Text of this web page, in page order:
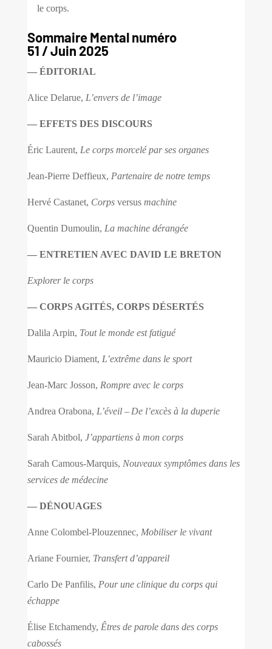
le corps.
Sommaire Mental numéro
51 / Juin 2025
— ÉDITORIAL
Alice Delarue, L’envers de l’image
— EFFETS DES DISCOURS
Éric Laurent, Le corps morcelé par ses organes
Jean-Pierre Deffieux, Partenaire de notre temps
Hervé Castanet, Corps versusmachine
Quentin Dumoulin, La machine dérangée
— ENTRETIEN AVEC DAVID LE BRETON
Explorer le corps
— CORPS AGITÉS, CORPS DÉSERTÉS
Dalila Arpin, Tout le monde est fatigué
Mauricio Diament, L’extrême dans le sport
Jean-Marc Josson, Rompre avec le corps
Andrea Orabona, L’éveil– De l’excès à la duperie
Sarah Abitbol, J’appartiens à mon corps
Sarah Camous-Marquis, Nouveaux symptômes dans les
services de médecine
— DÉNOUAGES
Anne Colombel-Plouzennec, Mobiliser le vivant
Ariane Fournier, Transfert d’appareil
Carlo De Panfilis, Pour une clinique du corps qui
échappe
Élise Etchamendy, Êtres de parole dans des corps
cabossés